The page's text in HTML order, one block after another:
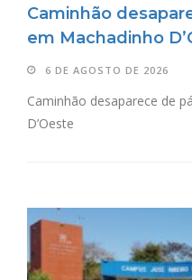
Caminhão
em Machadinho
6 DE AGOSTO DE 2026
Caminhão desaparece de
D’Oeste